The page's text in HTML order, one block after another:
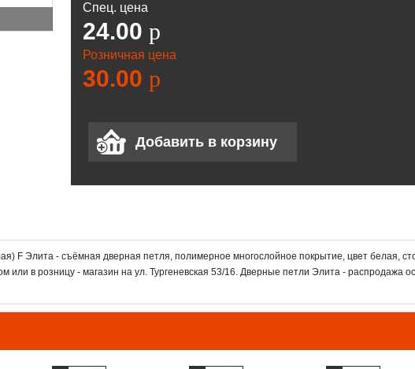
Спец. цена
24.00 p
Розничная цена
30.00 p
F Элита - съёмная дверная петля, полимерное многослойное покрытие, цвет белая,
или в розницу - магазин на ул. Тургеневская 53/16. Дверные петли Элита - распродажа